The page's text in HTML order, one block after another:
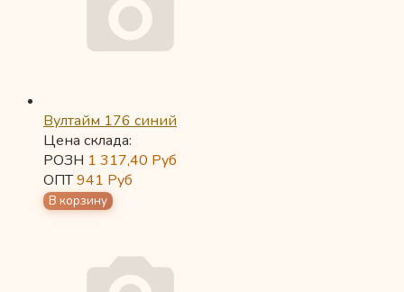
Вултайм 176 синий
Цена склада:
РОЗН 1 317,40 Руб
ОПТ941 Руб